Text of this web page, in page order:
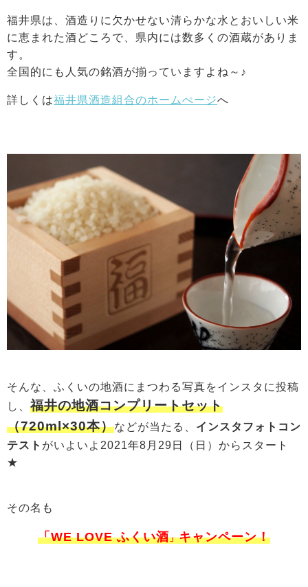
福井県は、酒造りに欠かせない清らかな水とおいしい米
に恵まれた酒どころで、 県内には数多くの酒蔵がありま
す。
全国的にも人気の銘酒が揃っていますよね～♪
詳しくは福井県酒造組合のホームぺージへ
そんな、ふくいの地酒にまつわる写真をインスタに投稿
し、福井の地酒コンプリートセット
（720ml×30本）などが当たる、 インスタフォトコン
テスト がいよいよ2021年8月29日（日）からスタート
★
その名も
「WE LOVE ふくい酒」キャンペーン！